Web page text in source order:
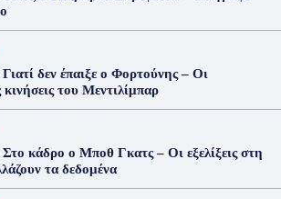
δεν έπαιξε ο Φορτούνης – Οι
κινήσεις του Μεντιλίμπαρ
κάδρο ο Μποθ Γκατς – Οι εξελίξεις στη
τα δεδομένα